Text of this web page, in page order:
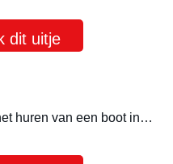
huren van een boot in…
dit uitje